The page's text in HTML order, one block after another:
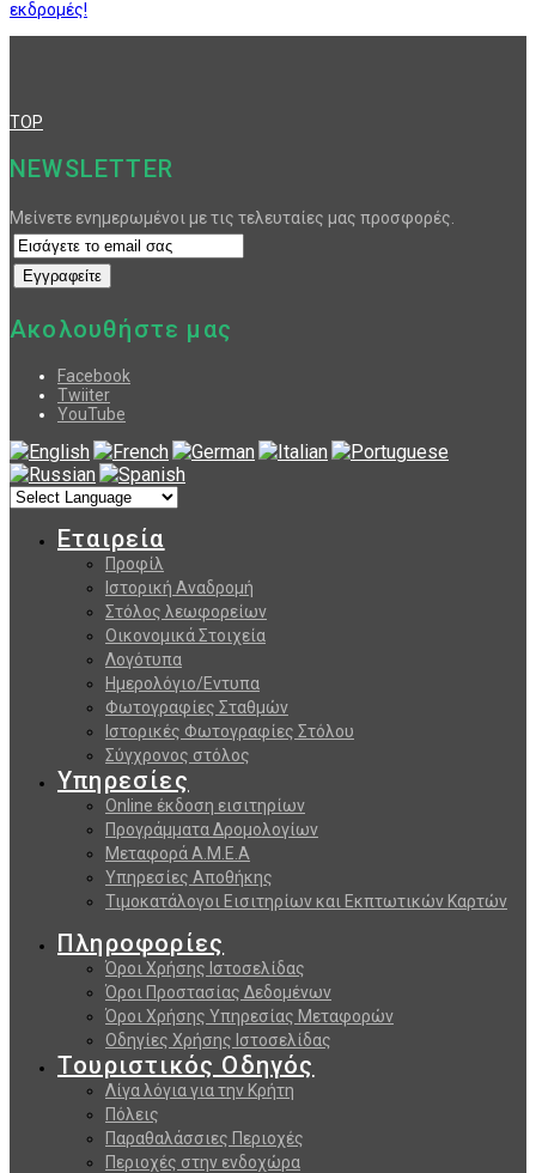
εκδρομές!
TOP
NEWSLETTER
Μείνετε ενημερωμένοι με τις τελευταίες μας προσφορές.
Ακολουθήστε μας
Facebook
Twiiter
YouTube
Εταιρεία
Προφίλ
Ιστορική Αναδρομή
Στόλος λεωφορείων
Οικονομικά Στοιχεία
Λογότυπα
Ημερολόγιο/Εντυπα
Φωτογραφίες Σταθμών
Ιστορικές Φωτογραφίες Στόλου
Σύγχρονος στόλος
Υπηρεσίες
Online έκδοση εισιτηρίων
Προγράμματα Δρομολογίων
Μεταφορά Α.Μ.Ε.Α
Υπηρεσίες Αποθήκης
Τιμοκατάλογοι Εισιτηρίων και Εκπτωτικών Καρτών
Πληροφορίες
Όροι Χρήσης Ιστοσελίδας
Όροι Προστασίας Δεδομένων
Όροι Χρήσης Υπηρεσίας Μεταφορών
Οδηγίες Χρήσης Ιστοσελίδας
Τουριστικός Οδηγός
Λίγα λόγια για την Κρήτη
Πόλεις
Παραθαλάσσιες Περιοχές
Περιοχές στην ενδοχώρα